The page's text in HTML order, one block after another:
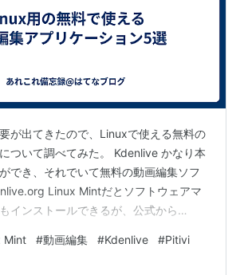
が出てきたので、Linuxで使える無料の
ついて調べてみた。 Kdenlive かなり本
でき、それでいて無料の動画編集ソフ
Linux Mintだとソフトウェアマ
インストールできるが、公式から
。 使い方は以下のサイト。少し古い記
9375.hatenablog.com こちらは比
Mint #動画編集 #Kdenlive #Pitivi